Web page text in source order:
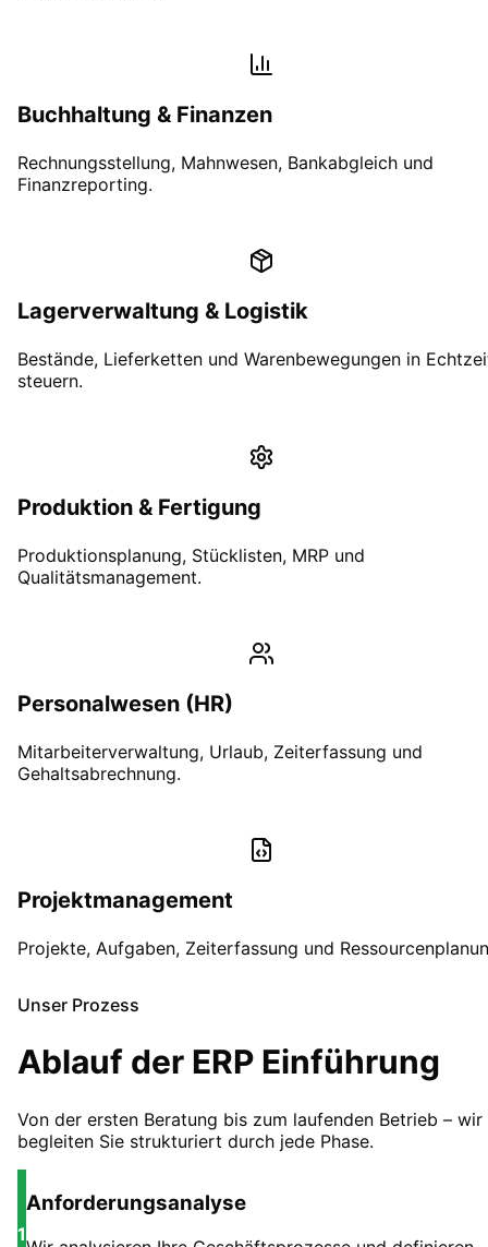
Buchhaltung & Finanzen
Rechnungsstellung, Mahnwesen, Bankabgleich und
Finanzreporting.
Lagerverwaltung & Logistik
Bestände, Lieferketten und Warenbewegungen in
steuern.
Produktion & Fertigung
Produktionsplanung, Stücklisten, MRP und
Qualitätsmanagement.
Personalwesen (HR)
Mitarbeiterverwaltung, Urlaub, Zeiterfassung und
Gehaltsabrechnung.
Projektmanagement
Projekte, Aufgaben, Zeiterfassung und
Unser Prozess
Ablauf der ERP Einführung
Von der ersten Beratung bis zum laufenden Betrieb – wir
begleiten Sie strukturiert durch jede Phase.
1
Anforderungsanalyse